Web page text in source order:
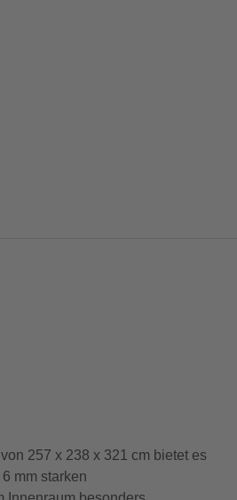
257 x 238 x 321 cm bietet es
mm starken